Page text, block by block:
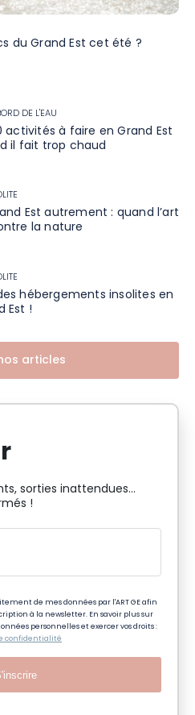
du Grand Est cet été ?
DE L'EAU
activités à faire en Grand Est
il fait trop chaud
Est autrement : quand l’art
la nature
hébergements insolites en
Est !
articles
sorties inattendues…
!
de mes données par l'ART GE afin
à la newsletter. En savoir plus sur
personnelles et exercer vos droits :
confidentialité